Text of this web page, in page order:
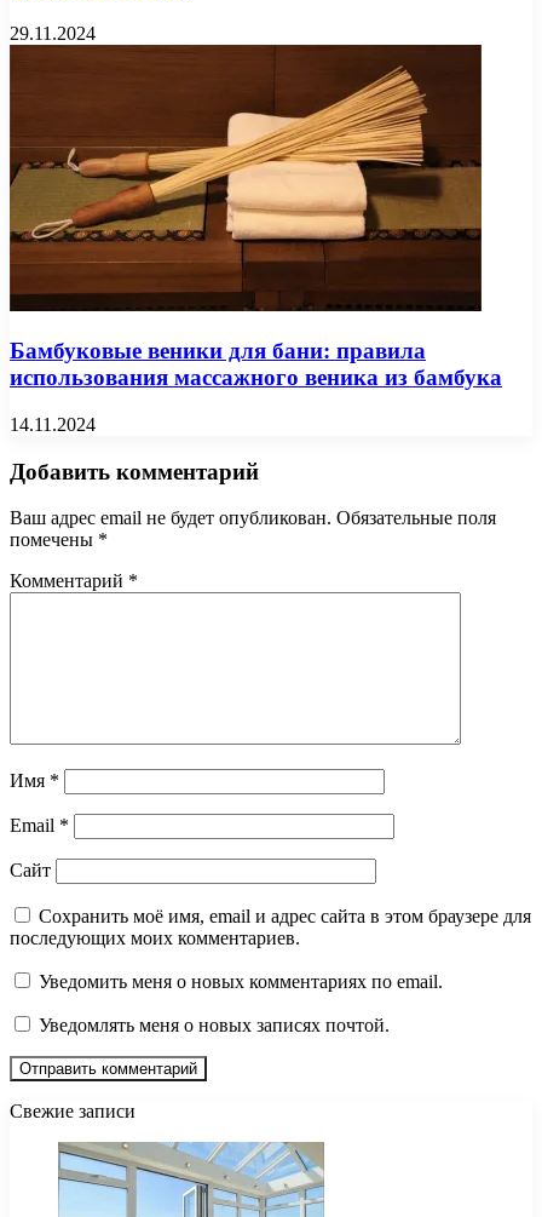
29.11.2024
Бамбуковые веники для бани: правила
использования массажного веника из бамбука
14.11.2024
Добавить комментарий
Ваш адрес email не будет опубликован. Обязательные поля
помечены *
Комментарий *
Имя *
Email *
Сайт
Сохранить моё имя, email и адрес сайта в этом браузере для
последующих моих комментариев.
Уведомить меня о новых комментариях по email.
Уведомлять меня о новых записях почтой.
Свежие записи